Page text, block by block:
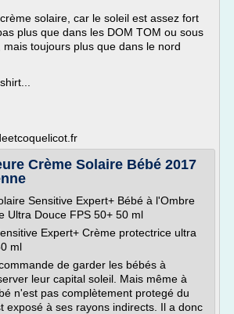
solaire, car le soleil est assez fort
plus que dans les DOM TOM ou sous
toujours plus que dans le nord
Crème Solaire Bébé 2017
Sensitive Expert+ Bébé à l'Ombre
Ultra Douce FPS 50+ 50 ml
Expert+ Crème protectrice ultra
ml
de garder les bébés à
leur capital soleil. Mais même à
n'est pas complètement protegé du
exposé à ses rayons indirects. Il a donc